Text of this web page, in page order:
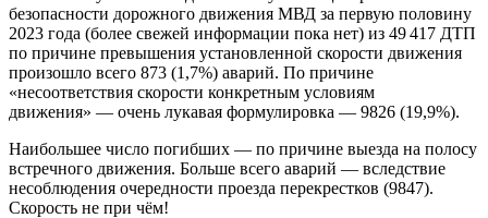
безопасности дорожного движения МВД за первую половину
2023 года (более свежей информации пока нет) из 49 417 ДТП
по причине превышения установленной скорости движения
произошло всего 873 (1,7%) аварий. По причине
«несоответствия скорости конкретным условиям
движения» — очень лукавая формулировка — 9826 (19,9%).
Наибольшее число погибших — по причине выезда на полосу
встречного движения. Больше всего аварий — вследствие
несоблюдения очередности проезда перекрестков (9847).
Скорость не при чём!